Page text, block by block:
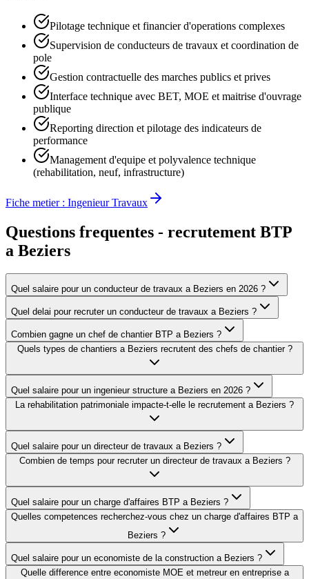
Pilotage technique et financier d'operations complexes
Supervision de conducteurs de travaux et coordination de
pole
Gestion contractuelle des marches publics et prives
Interface technique avec BET, MOE et maitrise d'ouvrage
publique
Reporting direction et pilotage des indicateurs de
performance
Management d'equipe et polyvalence technique
(rehabilitation, neuf, infrastructure)
Fiche metier : Ingenieur Travaux
Questions frequentes - recrutement BTP
a Beziers
Quel salaire pour un conducteur de travaux a Beziers en 2026 ?
Quel delai pour recruter un conducteur de travaux a Beziers ?
Combien gagne un chef de chantier BTP a Beziers ?
Quels types de chantiers a Beziers recrutent des chefs de chantier ?
Quel salaire pour un ingenieur structure a Beziers en 2026 ?
La rehabilitation patrimoniale impacte-t-elle le recrutement a Beziers ?
Quel salaire pour un directeur de travaux a Beziers ?
Combien de temps pour recruter un directeur de travaux a Beziers ?
Quel salaire pour un charge d'affaires BTP a Beziers ?
Quelles competences recherchez-vous chez un charge d'affaires BTP a
Beziers ?
Quel salaire pour un economiste de la construction a Beziers ?
Quelle difference entre economiste MOE et metreur en entreprise a